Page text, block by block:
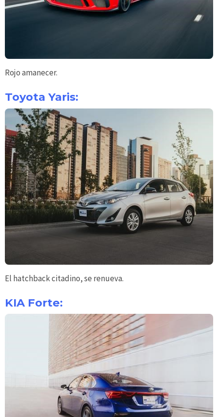
Rojo amanecer.
Toyota Yaris:
El hatchback citadino, se renueva.
KIA Forte: